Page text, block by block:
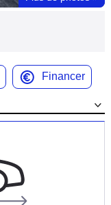
Financer